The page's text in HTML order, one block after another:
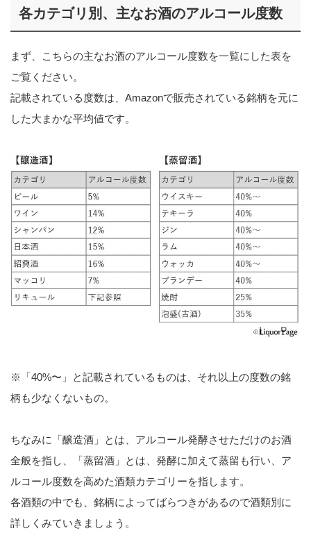
各カテゴリ別、主なお酒のアルコール度数
まず、こちらの主なお酒のアルコール度数を一覧にした表を
ご覧ください。
記載されている度数は、Amazonで販売されている銘柄を元に
した大まかな平均値です。
※「40%〜」と記載されているものは、それ以上の度数の銘
柄も少なくないもの。
ちなみに「醸造酒」とは、アルコール発酵させただけのお酒
全般を指し、「蒸留酒」とは、発酵に加えて蒸留も行い、ア
ルコール度数を高めた酒類カテゴリーを指します。
各酒類の中でも、銘柄によってばらつきがあるので酒類別に
詳しくみていきましょう。